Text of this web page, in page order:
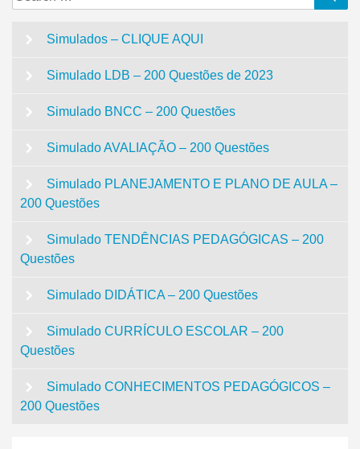
for:
Simulados – CLIQUE AQUI
Simulado LDB – 200 Questões de 2023
Simulado BNCC – 200 Questões
Simulado AVALIAÇÃO – 200 Questões
Simulado PLANEJAMENTO E PLANO DE AULA –
200 Questões
Simulado TENDÊNCIAS PEDAGÓGICAS – 200
Questões
Simulado DIDÁTICA – 200 Questões
Simulado CURRÍCULO ESCOLAR – 200
Questões
Simulado CONHECIMENTOS PEDAGÓGICOS –
200 Questões